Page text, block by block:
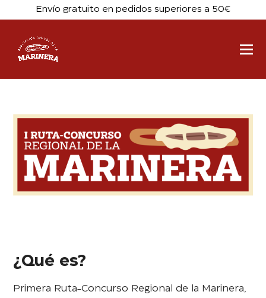
Envío gratuito en pedidos superiores a 50€
¿Qué es?
Primera Ruta-Concurso Regional de la Marinera,